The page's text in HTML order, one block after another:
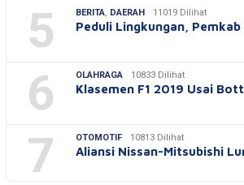
5 BERITA, DAERAH 11019 Dilihat
Peduli Lingkungan,
6 OLAHRAGA 10833 Dilihat
Klasemen F1 2019 Usai
7 OTOMOTIF 10813 Dilihat
Aliansi Nissan-Mitsubishi